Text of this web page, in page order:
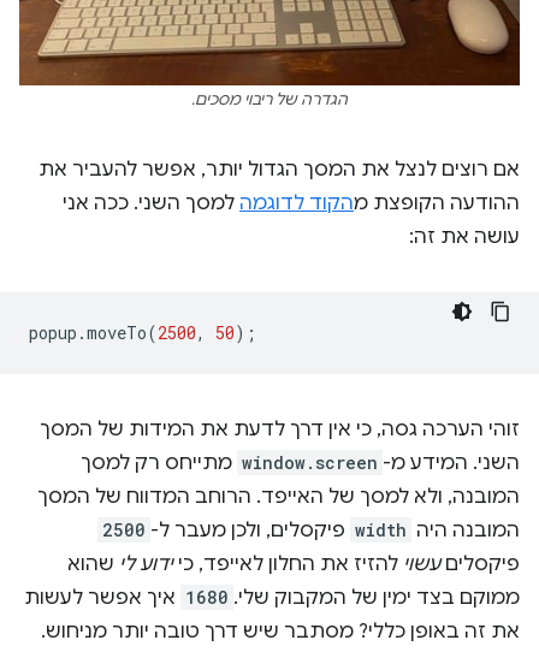
הגדרה של ריבוי מסכים.
אם רוצים לנצל את המסך הגדול יותר, אפשר להעביר את
ההודעה הקופצת מהקוד לדוגמה למסך השני. ככה אני
עושה את זה:
popup .moveTo(2500, 50);
זוהי הערכה גסה, כי אין דרך לדעת את המידות של המסך
השני. המידע מ- window.screen מתייחס רק למסך
המובנה, ולא למסך של האייפד. הרוחב המדווח של המסך
המובנה היה width פיקסלים, ולכן מעבר ל- 2500
פיקסליםעשוי להזיז את החלון לאייפד, כיידוע לי שהוא
ממוקם בצד ימין של המקבוק שלי. 1680 איך אפשר לעשות
את זה באופן כללי? מסתבר שיש דרך טובה יותר מניחוש.